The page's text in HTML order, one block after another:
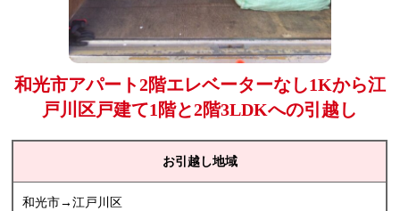
和光市アパート2階エレベーターなし1Kから江
戸川区戸建て1階と2階3LDKへの引越し
お引越し地域
和光市→江戸川区